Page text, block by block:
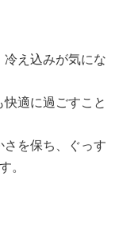
え込みが気にな
適に過ごすこと
を保ち、ぐっす
。